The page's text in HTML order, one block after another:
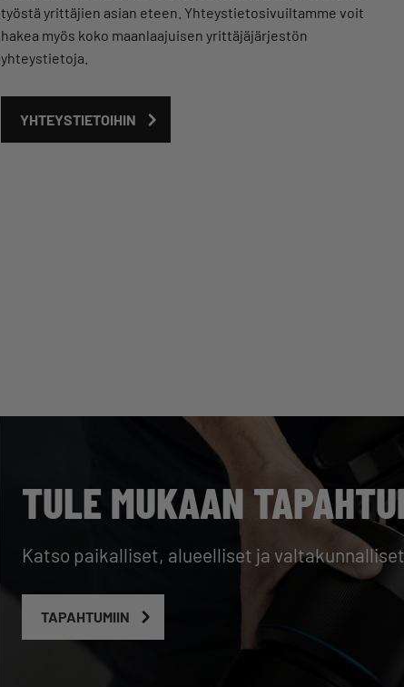
työstä yrittäjien asian eteen. Yhteystietosivuiltamme voit
hakea myös koko maanlaajuisen yrittäjäjärjestön
yhteystietoja.
YHTEYSTIETOIHIN
TULE MUKAAN
Katso paikalliset, alueelliset ja
TAPAHTUMIIN